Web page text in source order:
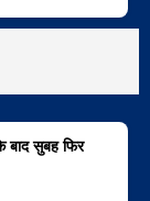
सुबह फिर